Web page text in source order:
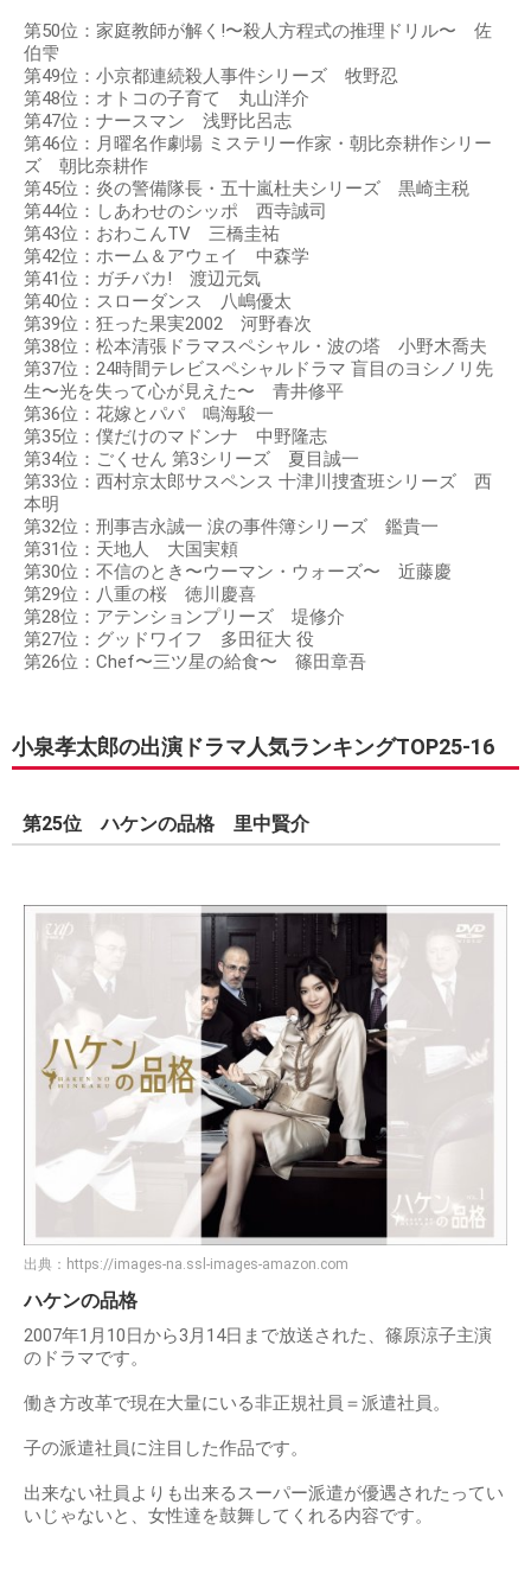
第50位：家庭教師が解く!〜殺人方程式の推理ドリル〜 佐
伯雫
第49位：小京都連続殺人事件シリーズ 牧野忍
第48位：オトコの子育て 丸山洋介
第47位：ナースマン 浅野比呂志
第46位：月曜名作劇場 ミステリー作家・朝比奈耕作シリー
ズ 朝比奈耕作
第45位：炎の警備隊長・五十嵐杜夫シリーズ 黒崎主税
第44位：しあわせのシッポ 西寺誠司
第43位：おわこんTV 三橋圭祐
第42位：ホーム＆アウェイ 中森学
第41位：ガチバカ! 渡辺元気
第40位：スローダンス 八嶋優太
第39位：狂った果実2002 河野春次
第38位：松本清張ドラマスペシャル・波の塔 小野木喬夫
第37位：24時間テレビスペシャルドラマ 盲目のヨシノリ先
生〜光を失って心が見えた〜 青井修平
第36位：花嫁とパパ 鳴海駿一
第35位：僕だけのマドンナ 中野隆志
第34位：ごくせん 第3シリーズ 夏目誠一
第33位：西村京太郎サスペンス 十津川捜査班シリーズ 西
本明
第32位：刑事吉永誠一 涙の事件簿シリーズ 鑑貴一
第31位：天地人 大国実頼
第30位：不信のとき〜ウーマン・ウォーズ〜 近藤慶
第29位：八重の桜 徳川慶喜
第28位：アテンションプリーズ 堤修介
第27位：グッドワイフ 多田征大 役
第26位：Chef〜三ツ星の給食〜 篠田章吾
小泉孝太郎の出演ドラマ人気ランキングTOP25-16
第25位 ハケンの品格 里中賢介
出典： https://images-na.ssl-images-amazon.com
ハケンの品格
2007年1月10日から3月14日まで放送された、篠原涼子主演
のドラマです。
働き方改革で現在大量にいる非正規社員＝派遣社員。
子の派遣社員に注目した作品です。
出来ない社員よりも出来るスーパー派遣が優遇されたってい
いじゃないと、女性達を鼓舞してくれる内容です。